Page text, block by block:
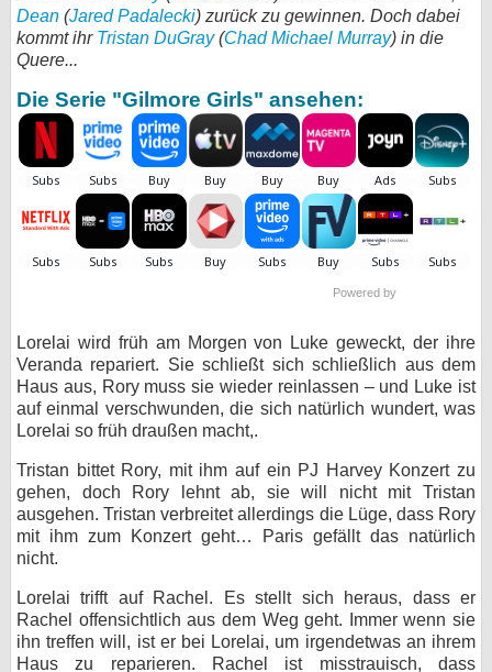
Dean (Jared Padalecki) zurück zu gewinnen. Doch dabei
kommt ihr Tristan DuGray(Chad Michael Murray) in die
Quere...
Die Serie "Gilmore Girls" ansehen:
Powered by
Lorelai wird früh am Morgen von Luke geweckt, der ihre
Veranda repariert. Sie schließt sich schließlich aus dem
Haus aus, Rory muss sie wieder reinlassen – und Luke ist
auf einmal verschwunden, die sich natürlich wundert, was
Lorelai so früh draußen macht,.
Tristan bittet Rory, mit ihm auf ein PJ Harvey Konzert zu
gehen, doch Rory lehnt ab, sie will nicht mit Tristan
ausgehen. Tristan verbreitet allerdings die Lüge, dass Rory
mit ihm zum Konzert geht… Paris gefällt das natürlich
nicht.
Lorelai trifft auf Rachel. Es stellt sich heraus, dass er
Rachel offensichtlich aus dem Weg geht. Immer wenn sie
ihn treffen will, ist er bei Lorelai, um irgendetwas an ihrem
Haus zu reparieren. Rachel ist misstrauisch, dass
bei Facebook
Kontakt
Nutzungsbedingungen
Datenschutz
Cookie-Einstellungen
myFanbase